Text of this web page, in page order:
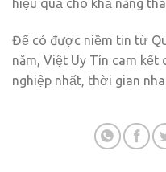
hiệu quả cho khả năng
Để có được niềm tin từ
năm, Việt Uy Tín cam kết
nghiệp nhất, thời gian